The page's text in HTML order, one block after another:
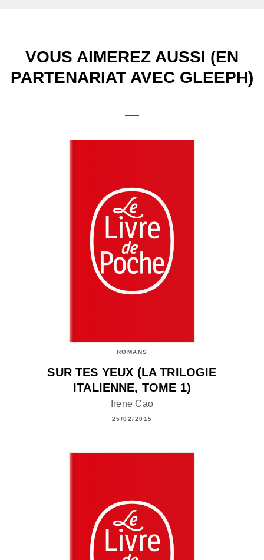
VOUS AIMEREZ AUSSI (EN
PARTENARIAT AVEC GLEEPH)
ROMANS
SUR TES YEUX (LA TRILOGIE
ITALIENNE, TOME 1)
Irene Cao
25/02/2015